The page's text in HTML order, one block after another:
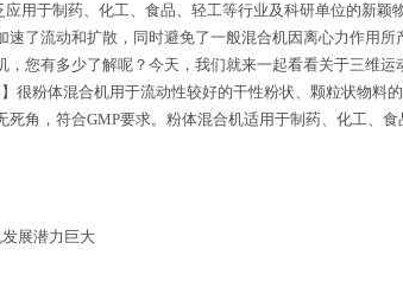
用于制药、化工、食品、轻工等行业及科研单位的新
了流动和扩散，同时避免了一般混合机因离心力作用
您有多少了解呢？今天，我们就来一起看看关于三维
很粉体混合机用于流动性较好的干性粉状、颗粒状物
角，符合GMP要求。粉体混合机适用于制药、化工、
展潜力巨大